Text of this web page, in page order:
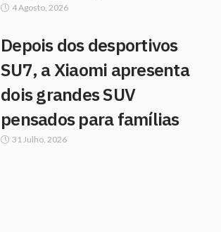
4 Agosto, 2026
Depois dos desportivos
SU7, a Xiaomi apresenta
dois grandes SUV
pensados para famílias
31 Julho, 2026